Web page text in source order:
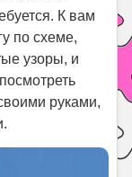
К вам
по схеме,
узоры, и
руками,